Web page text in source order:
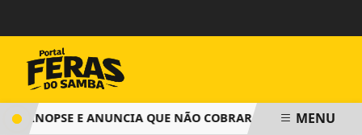
E ANUNCIA QUE NÃO COBRARÁ TAXA DE MENU